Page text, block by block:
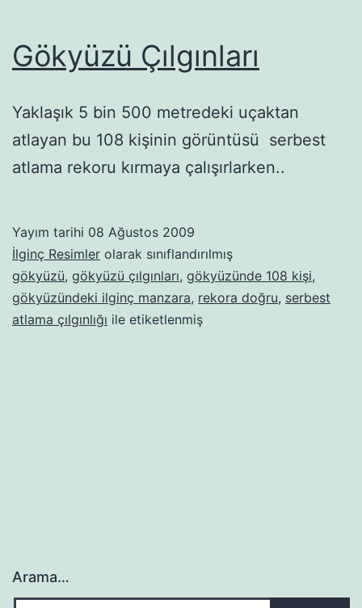
Gökyüzü Çılgınları
Yaklaşık 5 bin 500 metredeki uçaktan
atlayan bu 108 kişinin görüntüsü serbest
atlama rekoru kırmaya çalışırlarken..
Yayım tarihi 08 Ağustos 2009
İlginç Resimler olarak sınıflandırılmış
gökyüzü, gökyüzü çılgınları, gökyüzünde 108 kişi,
gökyüzündeki ilginç manzara, rekora doğru, serbest
atlama çılgınlığı ile etiketlenmiş
Arama…